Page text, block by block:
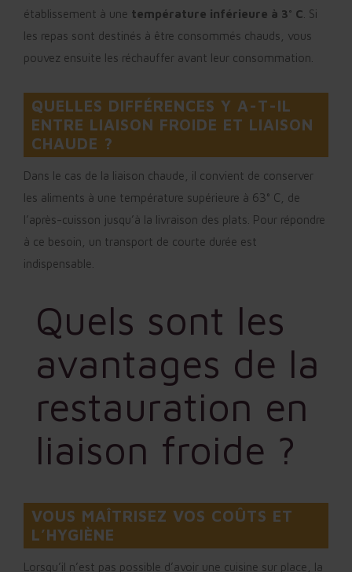
établissement à une température inférieure à 3° C . Si
les repas sont destinés à être consommés chauds, vous
pouvez ensuite les réchauffer avant leur consommation.
QUELLES DIFFÉRENCES Y A-T-IL
ENTRE LIAISON FROIDE ET LIAISON
CHAUDE ?
Dans le cas de la liaison chaude, il convient de conserver
les aliments à une température supérieure à 63° C, de
l’après-cuisson jusqu’à la livraison des plats. Pour répondre
à ce besoin, un transport de courte durée est
indispensable.
Quels sont les
avantages de la
restauration en
liaison froide ?
VOUS MAÎTRISEZ VOS COÛTS ET
L’HYGIÈNE
Lorsqu’il n’est pas possible d’avoir une cuisine sur place, la